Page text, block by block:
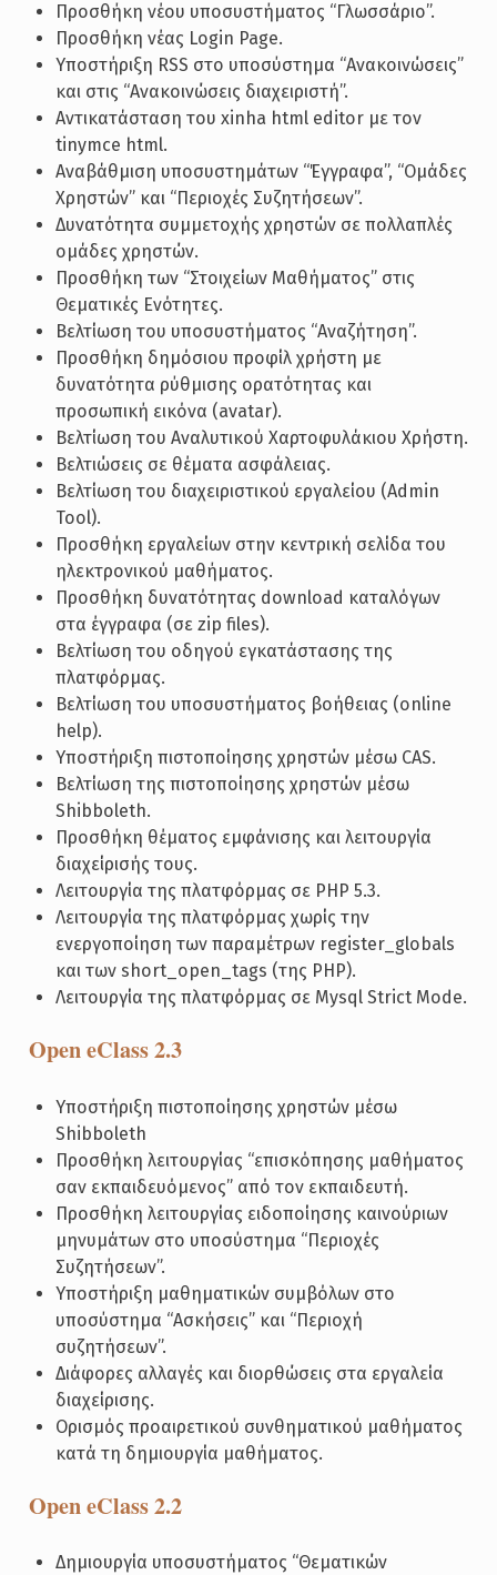
Προσθήκη νέου υποσυστήματος “Γλωσσάριο”.
Προσθήκη νέας Login Page.
Υποστήριξη RSS στο υποσύστημα “Ανακοινώσεις”
και στις “Ανακοινώσεις διαχειριστή”.
Αντικατάσταση του xinha html editor με τον
tinymce html.
Αναβάθμιση υποσυστημάτων “Έγγραφα”, “Ομάδες
Χρηστών” και “Περιοχές Συζητήσεων”.
Δυνατότητα συμμετοχής χρηστών σε πολλαπλές
ομάδες χρηστών.
Προσθήκη των “Στοιχείων Μαθήματος” στις
Θεματικές Ενότητες.
Βελτίωση του υποσυστήματος “Αναζήτηση”.
Προσθήκη δημόσιου προφίλ χρήστη με
δυνατότητα ρύθμισης ορατότητας και
προσωπική εικόνα (avatar).
Βελτίωση του Αναλυτικού Χαρτοφυλάκιου Χρήστη.
Βελτιώσεις σε θέματα ασφάλειας.
Βελτίωση του διαχειριστικού εργαλείου (Admin
Tool).
Προσθήκη εργαλείων στην κεντρική σελίδα του
ηλεκτρονικού μαθήματος.
Προσθήκη δυνατότητας download καταλόγων
στα έγγραφα (σε zip files).
Βελτίωση του οδηγού εγκατάστασης της
πλατφόρμας.
Βελτίωση του υποσυστήματος βοήθειας (online
help).
Υποστήριξη πιστοποίησης χρηστών μέσω CAS.
Βελτίωση της πιστοποίησης χρηστών μέσω
Shibboleth.
Προσθήκη θέματος εμφάνισης και λειτουργία
διαχείρισής τους.
Λειτουργία της πλατφόρμας σε PHP 5.3.
Λειτουργία της πλατφόρμας χωρίς την
ενεργοποίηση των παραμέτρων register_globals
και των short_open_tags (της PHP).
Λειτουργία της πλατφόρμας σε Mysql Strict Mode.
Open eClass 2.3
Υποστήριξη πιστοποίησης χρηστών μέσω
Shibboleth
Προσθήκη λειτουργίας “επισκόπησης μαθήματος
σαν εκπαιδευόμενος” από τον εκπαιδευτή.
Προσθήκη λειτουργίας ειδοποίησης καινούριων
μηνυμάτων στο υποσύστημα “Περιοχές
Συζητήσεων”.
Υποστήριξη μαθηματικών συμβόλων στο
υποσύστημα “Ασκήσεις” και “Περιοχή
συζητήσεων”.
Διάφορες αλλαγές και διορθώσεις στα εργαλεία
διαχείρισης.
Ορισμός προαιρετικού συνθηματικού μαθήματος
κατά τη δημιουργία μαθήματος.
Open eClass 2.2
Δημιουργία υποσυστήματος “Θεματικών